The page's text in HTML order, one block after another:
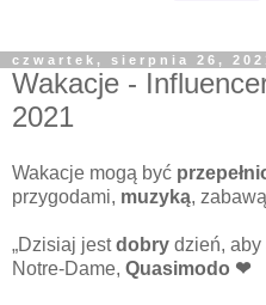
czwartek, sierpnia 26,
Wakacje -
2021
Wakacje mogą być
przygodami, muzyką,
„Dzisiaj jestdobry dzień, aby
Notre-Dame, Quasimodo ❤